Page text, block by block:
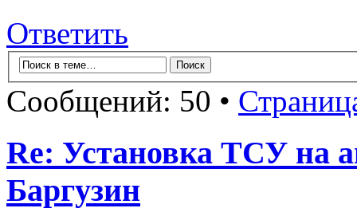
Ответить
Сообщений: 50 •
Re: Установка ТСУ на
Баргузин